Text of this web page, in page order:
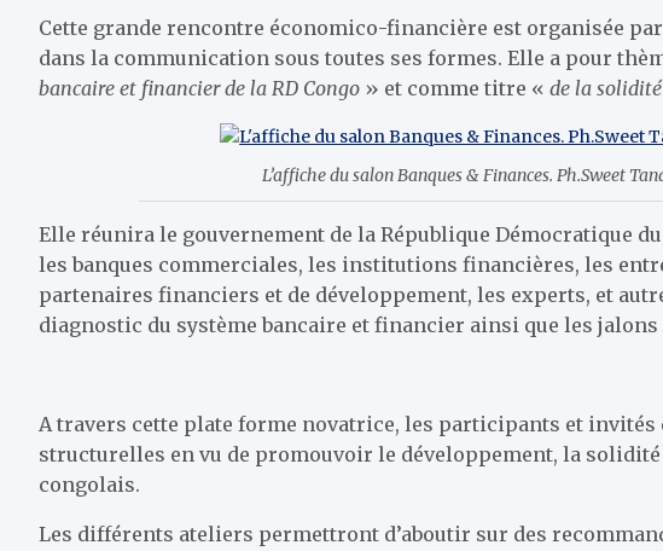
Cette grande rencontre économico-financière est organisée
dans la communication sous toutes ses formes. Elle a pour
bancaire et financier de la RD Congo » et comme titre « de la
L’affiche du salon Banques & Finances. Ph.Sweet
Elle réunira le gouvernement de la République Démocratique
les banques commerciales, les institutions financières, les
partenaires financiers et de développement, les experts, et
diagnostic du système bancaire et financier ainsi que les
A travers cette plate forme novatrice, les participants et invités
structurelles en vu de promouvoir le développement, la
congolais.
Les différents ateliers permettront d’aboutir sur des